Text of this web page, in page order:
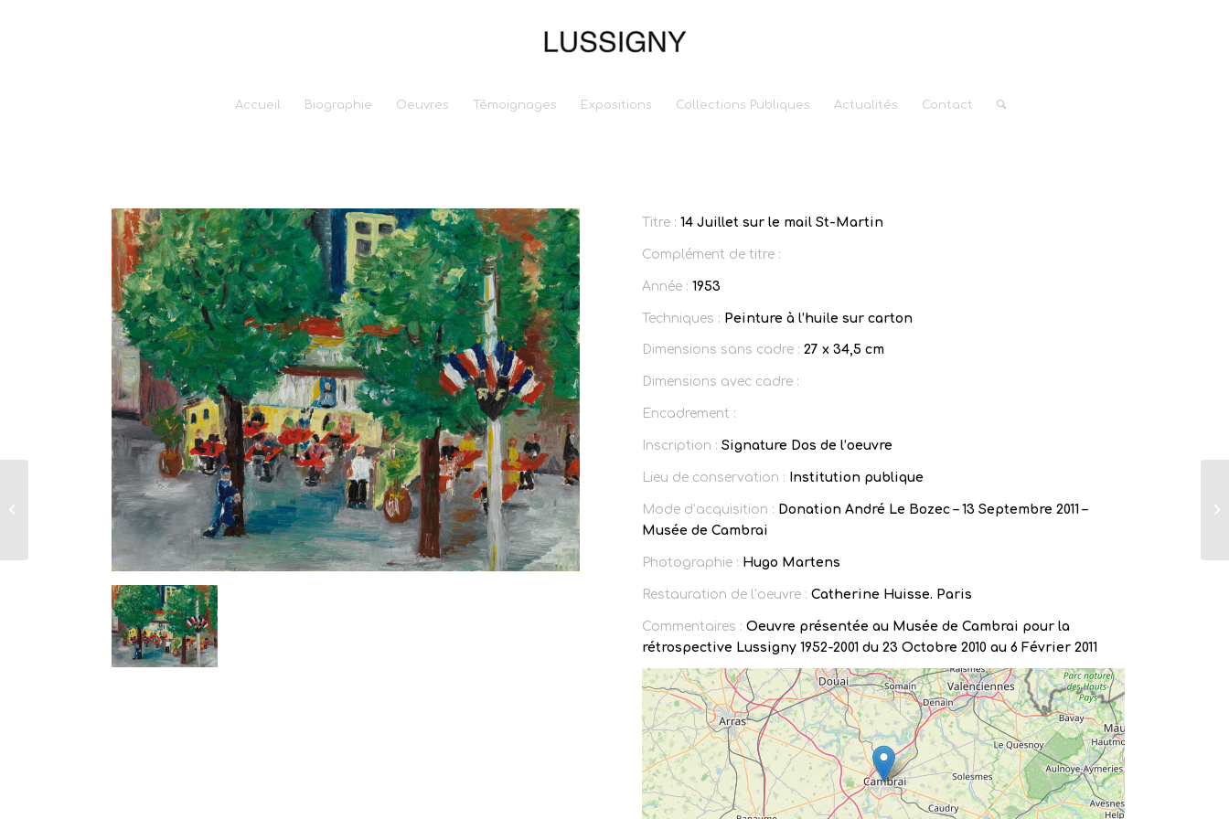
Accueil Biographie Oeuvres Témoignages Expositions Collections Publiques Actualités Contact
Titre : 14 Juillet sur le mail St-Martin
Complément de titre :
Année : 1953
Techniques : Peinture à l’huile sur carton
Dimensions sans cadre : 27 x 34,5 cm
Dimensions avec cadre :
Encadrement :
Inscription : Signature Dos de l’oeuvre
Lieu de conservation : Institution publique
Mode d’acquisition : Donation André Le Bozec – 13 Septembre 2011 –
Musée de Cambrai
Photographie : Hugo Martens
Restauration de l’oeuvre : Catherine Huisse. Paris
Commentaires : Oeuvre présentée au Musée de Cambrai pour la
rétrospective Lussigny 1952-2001 du 23 Octobre 2010 au 6 Février 2011
pommes sur la
chaise – 1953